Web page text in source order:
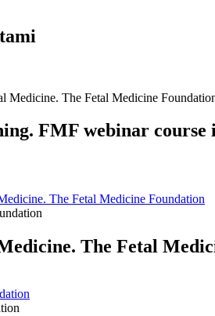
FMF webinar
The Fetal Medicine Foundation
The Fetal